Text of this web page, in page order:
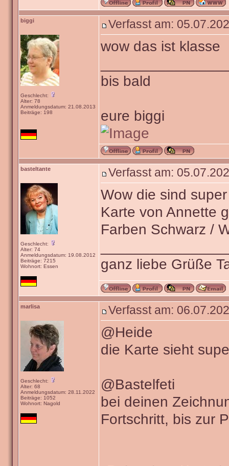
biggi
Geschlecht:
Alter: 78
Anmeldungsdatum: 21.08.2013
Beiträge: 198
Verfasst am:
wow das ist klasse
bis bald
eure biggi
basteltante
Geschlecht:
Alter: 74
Anmeldungsdatum: 19.08.2012
Beiträge: 7215
Wohnort: Essen
Verfasst am:
Wow die sind
Karte von Annette
Farben Schwarz /
ganz liebe Grüße
marlisa
Geschlecht:
Alter: 68
Anmeldungsdatum: 28.11.2022
Beiträge: 1052
Wohnort: Nagold
Verfasst am:
@Heide
die Karte sieht
@Bastelfeti
bei deinen
Fortschritt, bis zur